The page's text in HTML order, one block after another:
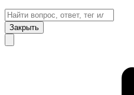
Закрыть